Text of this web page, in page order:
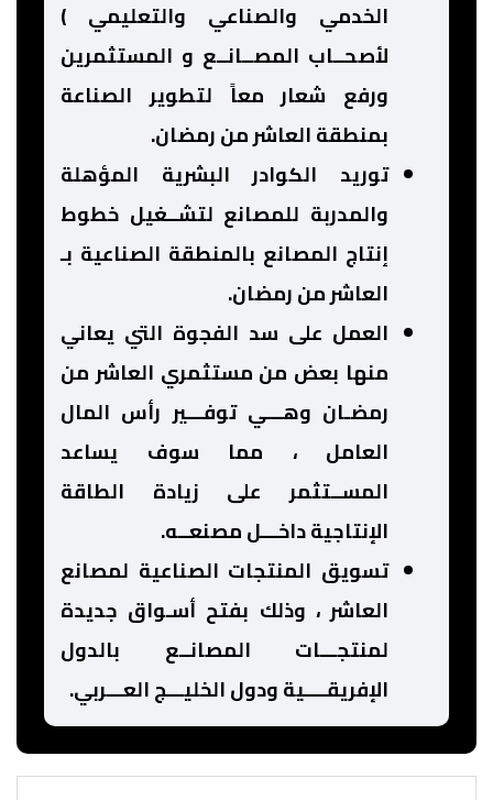
الخدمي والصناعي والتعليمي )
لأصحــاب المصــانــع و المستثمرين
ورفع شعار معاً لتطوير الصناعة
بمنطقة العاشر من رمضان.
توريد الكوادر البشرية المؤهلة
والمدربة للمصانع لتشــغيل خطوط
إنتاج المصانع بالمنطقة الصناعية بـ
العاشر من رمضان.
العمل على سد الفجوة التي يعاني
منها بعض من مستثمري العاشر من
رمضـان وهـــي توفـــير رأس المال
العامل ، مما سوف يساعد
المســتثمر على زيادة الطاقة
الإنتاجية داخـــل مصنعــه.
تسويق المنتجات الصناعية لمصانع
العاشر ، وذلك بفتح أسـواق جديدة
لمنتجـــات المصانــع بالدول
الإفريقــــية ودول الخليـــج العـــربي.